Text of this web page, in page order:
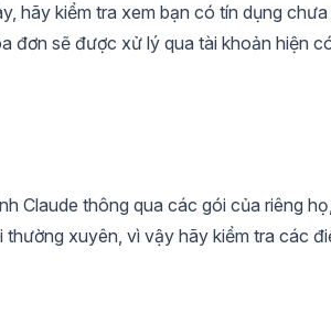
hãy kiểm tra xem bạn có tín dụng chưa
đơn sẽ được xử lý qua tài khoản hiện
Claude thông qua các gói của riêng
xuyên, vì vậy hãy kiểm tra các